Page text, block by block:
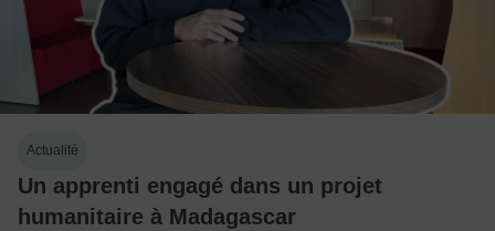
Actualité
Un apprenti engagé dans un projet
humanitaire à Madagascar